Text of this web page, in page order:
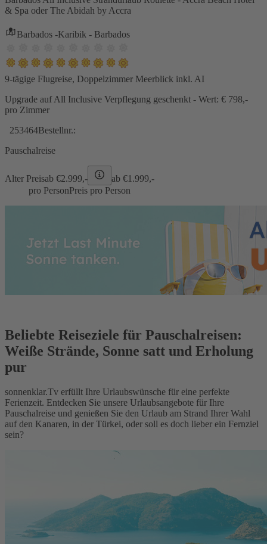
& Spa oder The Abidah by Accra
Barbados -Karibik - Barbados
9-tägige Flugreise, Doppelzimmer Meerblick inkl. AI
Upgrade auf All Inclusive Verpflegung geschenkt - Wert: € 798,-
pro Zimmer
253464Bestellnr.:
Pauschalreise
Alter Preisab €2.999,- ab €1.999,-
pro PersonPreis pro Person
Beliebte Reiseziele für Pauschalreisen:
Weiße Strände, Sonne satt und Erholung
pur
sonnenklar.Tv erfüllt Ihre Urlaubswünsche für eine perfekte
Ferienzeit. Entdecken Sie unsere Urlaubsangebote für Ihre
Pauschalreise und genießen Sie den Urlaub am Strand Ihrer Wahl
auf den Kanaren, in der Türkei, oder soll es doch lieber ein Fernziel
sein?